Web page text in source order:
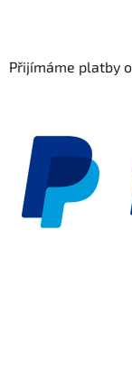
Přijímáme platby